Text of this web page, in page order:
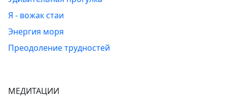
Я - вожак стаи
Энергия моря
Преодоление трудностей
МЕДИТАЦИИ